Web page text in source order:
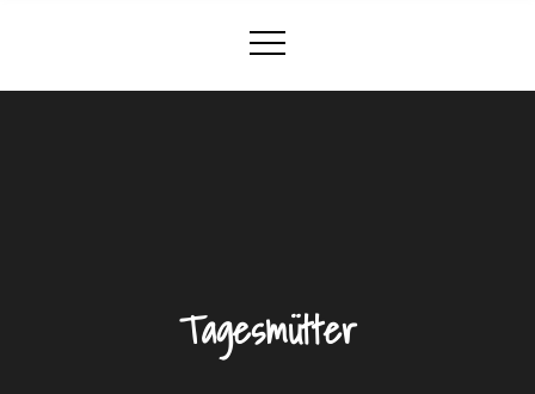
Tagesmütter